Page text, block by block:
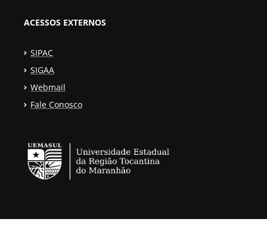
ACESSOS EXTERNOS
SIPAC
SIGAA
Webmail
Fale Conosco